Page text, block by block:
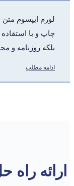
لورم ایپسوم
چاپ و با
بلکه روزنامه و
ادامه مطلب
ارائه